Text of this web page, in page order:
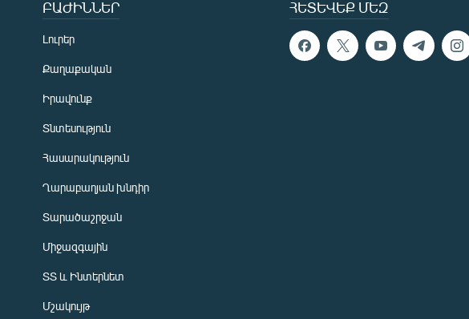
ՀԵՏԵՎԵՔ ՄԵԶ
ԲԱԺԻՆՆԵՐ
Լուրեր
Քաղաքական
Իրավունք
Տնտեսություն
Հասարակություն
Ղարաբաղյան խնդիր
Տարածաշրջան
Միջազգային
ՏՏ և Ինտերնետ
Մշակույթ